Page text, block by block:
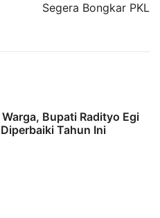
Segera Bongkar PKL
Bupati Radityo Egi
Tahun Ini